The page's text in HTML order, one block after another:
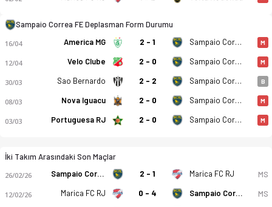
Sampaio Correa FE Deplasman Form Durumu
16/04 America MG 2 - 1 Sampaio Correa FE M
12/04 Velo Clube 2 - 0 Sampaio Correa FE M
30/03 Sao Bernardo 2 - 2 Sampaio Correa FE B
08/03 Nova Iguacu 2 - 0 Sampaio Correa FE M
03/03 Portuguesa RJ 2 - 0 Sampaio Correa FE M
İki Takım Arasındaki Son Maçlar
26/02/26 Sampaio Correa FE 2 - 1 Marica FC RJ MS
12/02/26 Marica FC RJ 0 - 4 Sampaio Correa FE MS